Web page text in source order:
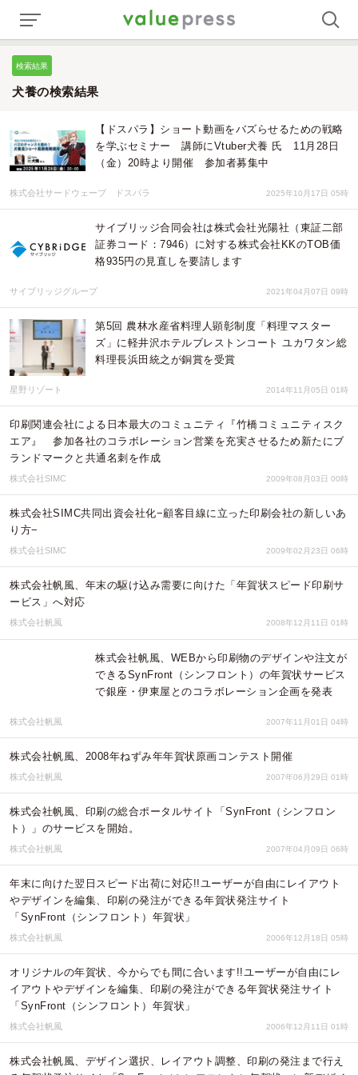
検索結果
犬養の検索結果
【ドスパラ】ショート動画をバズらせるための戦略
を学ぶセミナー 講師にVtuber犬養 氏 11月28日
（金）20時より開催 参加者募集中
株式会社サードウェーブ ドスパラ 2025年10月17日 05時
サイブリッジ合同会社は株式会社光陽社（東証二部
証券コード：7946）に対する株式会社KKのTOB価
格935円の見直しを要請します
サイブリッジグループ 2021年04月07日 09時
第5回 農林水産省料理人顕彰制度「料理マスター
ズ」に軽井沢ホテルブレストンコート ユカワタン総
料理長浜田統之が銅賞を受賞
星野リゾート 2014年11月05日 01時
印刷関連会社による日本最大のコミュニティ『竹橋コミュニティスク
エア』 参加各社のコラボレーション営業を充実させるため新たにブ
ランドマークと共通名刺を作成
株式会社SIMC 2009年08月03日 00時
株式会社SIMC共同出資会社化−顧客目線に立った印刷会社の新しいあ
り方−
株式会社SIMC 2009年02月23日 06時
株式会社帆風、年末の駆け込み需要に向けた「年賀状スピード印刷サ
ービス」へ対応
株式会社帆風 2008年12月11日 01時
株式会社帆風、WEBから印刷物のデザインや注文が
できるSynFront（シンフロント）の年賀状サービス
で銀座・伊東屋とのコラボレーション企画を発表
株式会社帆風 2007年11月01日 04時
株式会社帆風、2008年ねずみ年年賀状原画コンテスト開催
株式会社帆風 2007年06月29日 01時
株式会社帆風、印刷の総合ポータルサイト「SynFront（シンフロン
ト）」のサービスを開始。
株式会社帆風 2007年04月09日 06時
年末に向けた翌日スピード出荷に対応!!ユーザーが自由にレイアウト
やデザインを編集、印刷の発注ができる年賀状発注サイト
「SynFront（シンフロント）年賀状」
株式会社帆風 2006年12月18日 05時
オリジナルの年賀状、今からでも間に合います!!ユーザーが自由にレ
イアウトやデザインを編集、印刷の発注ができる年賀状発注サイト
「SynFront（シンフロント）年賀状」
株式会社帆風 2006年12月11日 01時
株式会社帆風、デザイン選択、レイアウト調整、印刷の発注まで行え